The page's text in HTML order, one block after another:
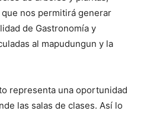
nos permitirá generar
de Gastronomía y
al mapudungun y la
representa una oportunidad
las salas de clases. Así lo